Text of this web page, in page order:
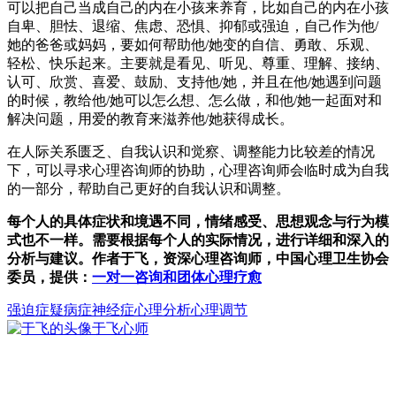
可以把自己当成自己的内在小孩来养育，比如自己的内在小孩
自卑、胆怯、退缩、焦虑、恐惧、抑郁或强迫，自己作为他/
她的爸爸或妈妈，要如何帮助他/她变的自信、勇敢、乐观、
轻松、快乐起来。主要就是看见、听见、尊重、理解、接纳、
认可、欣赏、喜爱、鼓励、支持他/她，并且在他/她遇到问题
的时候，教给他/她可以怎么想、怎么做，和他/她一起面对和
解决问题，用爱的教育来滋养他/她获得成长。
在人际关系匮乏、自我认识和觉察、调整能力比较差的情况
下，可以寻求心理咨询师的协助，心理咨询师会临时成为自我
的一部分，帮助自己更好的自我认识和调整。
每个人的具体症状和境遇不同，情绪感受、思想观念与行为模
式也不一样。需要根据每个人的实际情况，进行详细和深入的
分析与建议。作者于飞，资深心理咨询师，中国心理卫生协会
委员，提供： 一对一咨询和团体心理疗愈
强迫症疑病症神经症心理分析心理调节
于飞心师